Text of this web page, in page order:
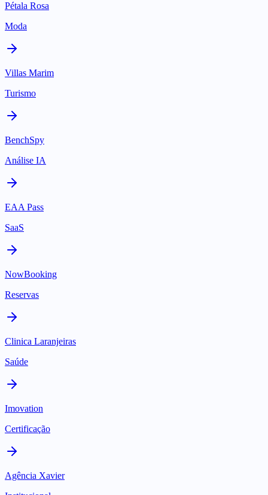
Pétala Rosa
Moda
Villas Marim
Turismo
BenchSpy
Análise IA
EAA Pass
SaaS
NowBooking
Reservas
Clinica Laranjeiras
Saúde
Imovation
Certificação
Agência Xavier